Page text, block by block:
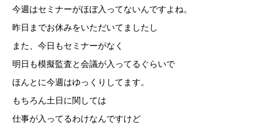
今週はセミナーがほぼ入ってないんですよね。
昨日までお休みをいただいてましたし
また、今日もセミナーがなく
明日も模擬監査と会議が入ってるぐらいで
ほんとに今週はゆっくりしてます。
もちろん土日に関しては
仕事が入ってるわけなんですけど